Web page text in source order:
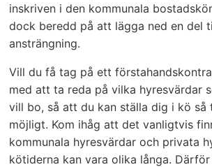
inskriven i den kommunala
dock beredd på att lägga ned en del
ansträngning.
Vill du få tag på ett
med att ta reda på vilka hyresvärdar
vill bo, så att du kan ställa dig i kö så
möjligt. Kom ihåg att det vanligtvis
kommunala hyresvärdar och privata
kötiderna kan vara olika långa.